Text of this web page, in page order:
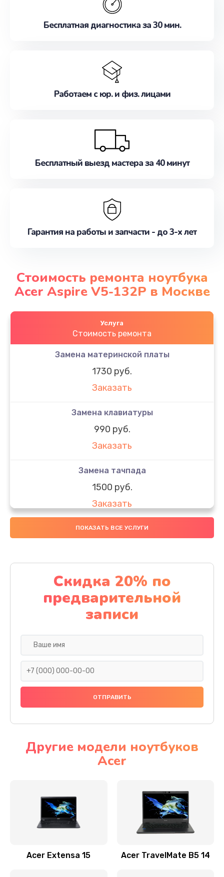
Бесплатная диагностика за 30 мин.
Работаем с юр. и физ. лицами
Бесплатный выезд мастера за 40 минут
Гарантия на работы и запчасти - до 3-х лет
Стоимость ремонта ноутбука
Acer Aspire V5-132P в Москве
Услуга
Стоимость ремонта
Замена материнской платы
1730 руб.
Заказать
Замена клавиатуры
990 руб.
Заказать
Замена тачпада
1500 руб.
Заказать
Замена южного моста
Заказать
Чистка от пыли
1060 руб.
Заказать
Ремонт подсветки
Настройка BIOS
Замена видеочипа
Заказать
ПОКАЗАТЬ ВСЕ УСЛУГИ
Скидка 20% по
предварительной
записи
Другие модели ноутбуков
Acer
Acer Extensa 15 Acer TravelMate B5 14